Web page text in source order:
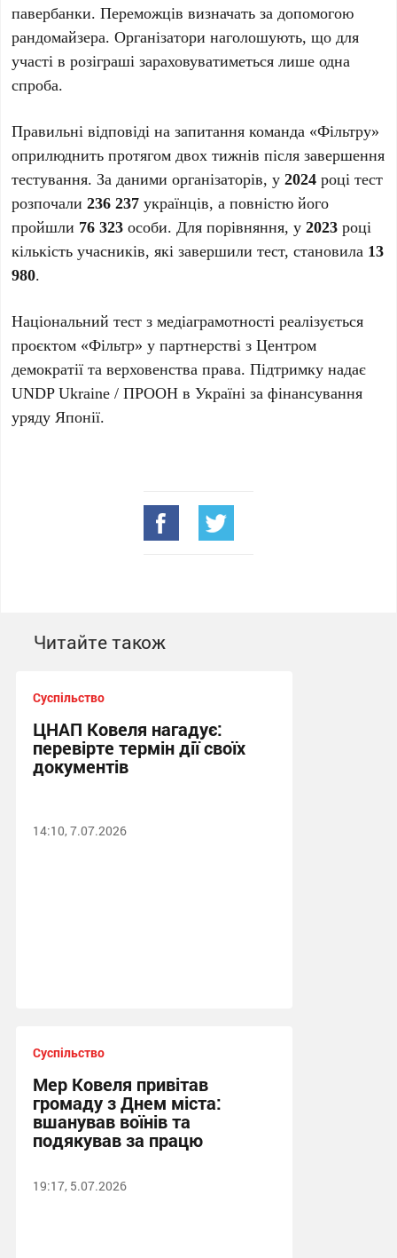
павербанки. Переможців визначать за допомогою
рандомайзера. Організатори наголошують, що для
участі в розіграші зараховуватиметься лише одна
спроба.
Правильні відповіді на запитання команда «Фільтру»
оприлюднить протягом двох тижнів після завершення
тестування. За даними організаторів, у2024 році тест
розпочали236 237 українців, а повністю його
пройшли 76 323 особи. Для порівняння, у2023 році
кількість учасників, які завершили тест, становила 13
980.
Національний тест з медіаграмотності реалізується
проєктом «Фільтр» у партнерстві з Центром
демократії та верховенства права. Підтримку надає
UNDP Ukraine / ПРООН в Україні за фінансування
уряду Японії.
Читайте також
Суспільство
ЦНАП Ковеля нагадує:
перевірте термін дії своїх
документів
14:10, 7.07.2026
Суспільство
Мер Ковеля привітав
громаду з Днем міста:
вшанував воїнів та
подякував за працю
19:17, 5.07.2026